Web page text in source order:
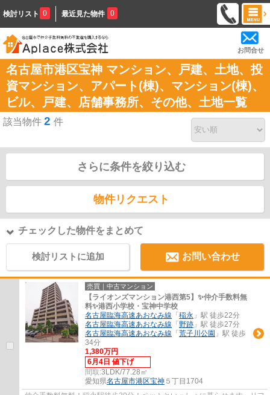
検討リスト 0 最近見た物件 0
お問合せ
名古屋市港区宝神 マンション、戸建、土地、投
資マンション、アパート(棟)、マンション(棟)、
ビル、戸建、店舗事務所、その他、土地一覧
該当物件 2 件
さらに条件を絞り込む
物件リクエスト
チェックした物件をまとめて
検討リストに追加 お問い合わせ
売買｜中古マンション
【ライオンズマンション港西第5】✨️仲介手数料無
料✨️港西小学校・宝神中学校
名古屋臨海高速あおなみ線 「 稲永 」駅 徒歩22分
名古屋臨海高速あおなみ線 「 野跡 」駅 徒歩27分
名古屋臨海高速あおなみ線 「 荒子川公園 」駅 徒歩
34分
1,380万円
6月4日 値下げ
間取:3LDK/77.28㎡
愛知県名古屋市港区宝神 ５丁目1704